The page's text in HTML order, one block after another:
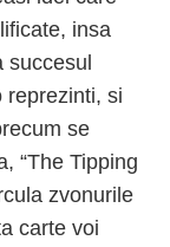
insa
succesul
reprezinti, si
se
“The Tipping
zvonurile
carte voi